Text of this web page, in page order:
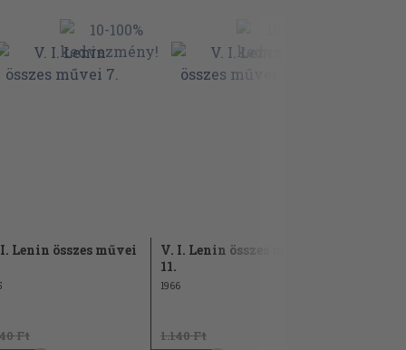
Lenin összes művei
Ft
V. I. Lenin összes művei
11.
1966
1.140 Ft